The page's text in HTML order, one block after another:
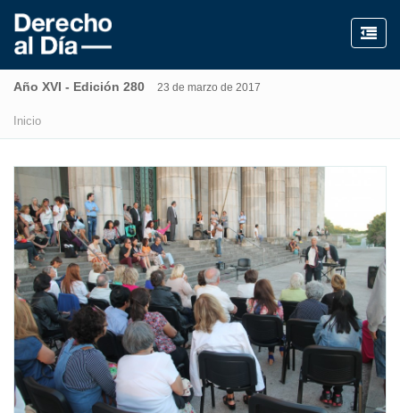
Año XVI - Edición 280 23 de marzo de 2017
Inicio